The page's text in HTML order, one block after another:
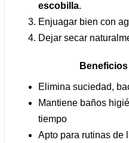
escobilla.
Enjuagar bien con
Dejar secar
Elimina suciedad,
Mantiene baños
tiempo
Apto para rutinas de